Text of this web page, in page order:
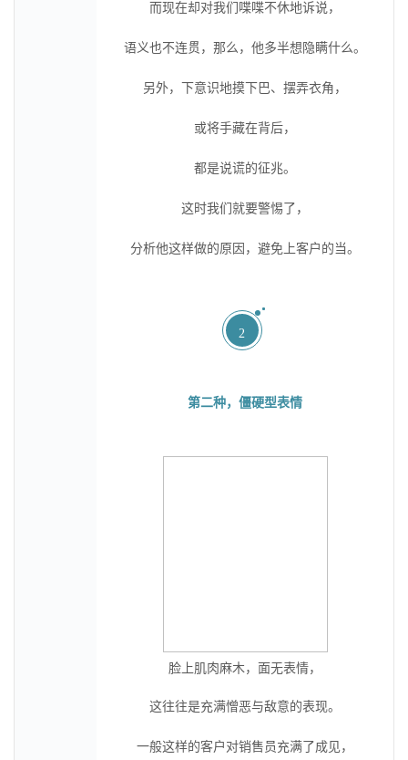
而现在却对我们喋喋不休地诉说，
语义也不连贯，那么，他多半想隐瞒什么。
另外，下意识地摸下巴、摆弄衣角，
或将手藏在背后，
都是说谎的征兆。
这时我们就要警惕了，
分析他这样做的原因，避免上客户的当。
2
第二种，僵硬型表情
脸上肌肉麻木，面无表情，
这往往是充满憎恶与敌意的表现。
一般这样的客户对销售员充满了成见，